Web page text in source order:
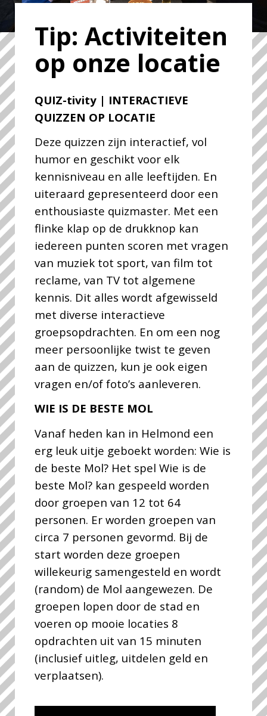
Tip: Activiteiten
op onze locatie
QUIZ-tivity | INTERACTIEVE
QUIZZEN OP LOCATIE
Deze quizzen zijn interactief, vol
humor en geschikt voor elk
kennisniveau en alle leeftijden. En
uiteraard gepresenteerd door een
enthousiaste quizmaster. Met een
flinke klap op de drukknop kan
iedereen punten scoren met vragen
van muziek tot sport, van film tot
reclame, van TV tot algemene
kennis. Dit alles wordt afgewisseld
met diverse interactieve
groepsopdrachten. En om een nog
meer persoonlijke twist te geven
aan de quizzen, kun je ook eigen
vragen en/of foto’s aanleveren.
WIE IS DE BESTE MOL
Vanaf heden kan in Helmond een
erg leuk uitje geboekt worden: Wie is
de beste Mol? Het spel Wie is de
beste Mol? kan gespeeld worden
door groepen van 12 tot 64
personen. Er worden groepen van
circa 7 personen gevormd. Bij de
start worden deze groepen
willekeurig samengesteld en wordt
(random) de Mol aangewezen. De
groepen lopen door de stad en
voeren op mooie locaties 8
opdrachten uit van 15 minuten
(inclusief uitleg, uitdelen geld en
verplaatsen).